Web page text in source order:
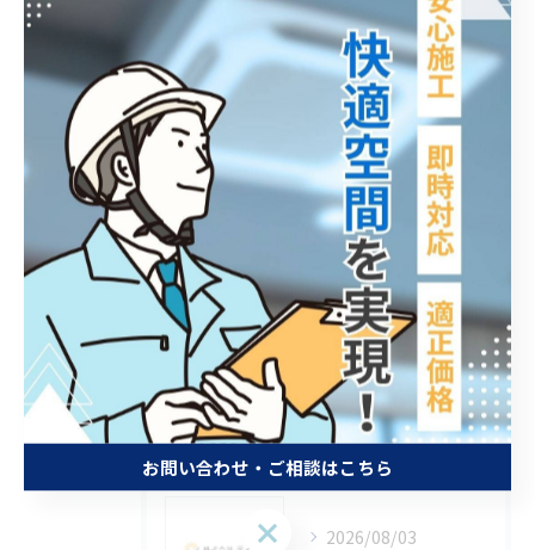
クリニック・エアコン・クリーニング
エアコン・飲食店・高圧洗浄
エアコン・工事・業務用
エアコン・室外機・メンテナンス
エアコン 冷房 温度
エアコン 2027年問題
エアコン 2027
最近の投稿
Recent
Posts
2026/08/03
お問い合わせ・ご相談はこちら
お問い合わせ・ご相談はこちら